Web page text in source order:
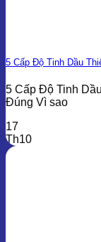
5 Cấp Độ Tinh Dầu
5 Cấp Độ Tinh
Đúng Vì sao
17
Th10